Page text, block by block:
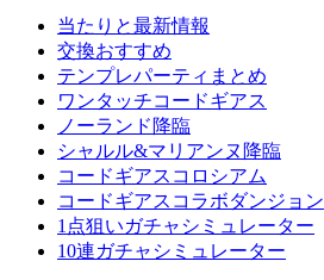
当たりと最新情報
交換おすすめ
テンプレパーティまとめ
ワンタッチコードギアス
ノーランド降臨
シャルル&マリアンヌ降臨
コードギアスコロシアム
コードギアスコラボダンジョン
1点狙いガチャシミュレーター
10連ガチャシミュレーター